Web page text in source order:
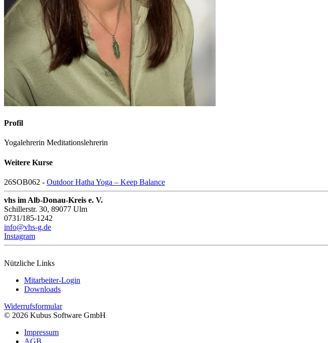
Profil
Yogalehrerin Meditationslehrerin
Weitere Kurse
26SOB062 - Outdoor Hatha Yoga – Keep Balance
vhs im Alb-Donau-Kreis e. V.
Schillerstr. 30, 89077 Ulm
0731/185-1242
info@vhs-g.de
Instagram
Nützliche Links
Mitarbeiter-Login
Downloads
Widerrufsformular
© 2026 Kubus Software GmbH
Impressum
AGB